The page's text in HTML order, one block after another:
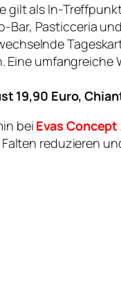
gilt als In-
Bar, Pasticceria
19,90 Euro,
bei Evas Concept
reduzieren